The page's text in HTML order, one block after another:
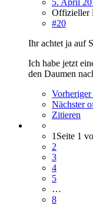
Offizieller
#20
Ihr achtet ja auf
Ich habe jetzt
den Daumen
Nächster
Zitieren
1 Seite 1
2
3
4
5
…
8